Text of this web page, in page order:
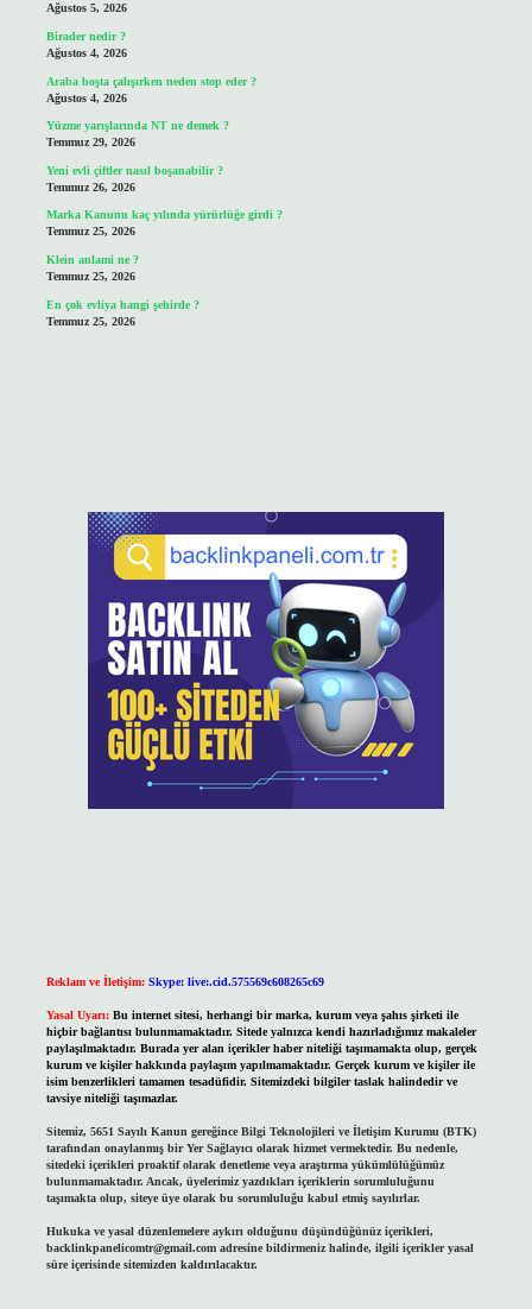
Ağustos 5, 2026
Birader nedir ?
Ağustos 4, 2026
Araba boşta çalışırken neden stop eder ?
Ağustos 4, 2026
Yüzme yarışlarında NT ne demek ?
Temmuz 29, 2026
Yeni evli çiftler nasıl boşanabilir ?
Temmuz 26, 2026
Marka Kanunu kaç yılında yürürlüğe girdi ?
Temmuz 25, 2026
Klein anlami ne ?
Temmuz 25, 2026
En çok evliya hangi şehirde ?
Temmuz 25, 2026
Reklam ve İletişim: Skype: live:.cid.575569c608265c69
Yasal Uyarı: Bu internet sitesi, herhangi bir marka, kurum veya şahıs şirketi ile
hiçbir bağlantısı bulunmamaktadır. Sitede yalnızca kendi hazırladığımız makaleler
paylaşılmaktadır. Burada yer alan içerikler haber niteliği taşımamakta olup, gerçek
kurum ve kişiler hakkında paylaşım yapılmamaktadır. Gerçek kurum ve kişiler ile
isim benzerlikleri tamamen tesadüfidir. Sitemizdeki bilgiler taslak halindedir ve
tavsiye niteliği taşımazlar.
Sitemiz, 5651 Sayılı Kanun gereğince Bilgi Teknolojileri ve İletişim Kurumu (BTK)
tarafından onaylanmış bir Yer Sağlayıcı olarak hizmet vermektedir. Bu nedenle,
sitedeki içerikleri proaktif olarak denetleme veya araştırma yükümlülüğümüz
bulunmamaktadır. Ancak, üyelerimiz yazdıkları içeriklerin sorumluluğunu
taşımakta olup, siteye üye olarak bu sorumluluğu kabul etmiş sayılırlar.
Hukuka ve yasal düzenlemelere aykırı olduğunu düşündüğünüz içerikleri,
backlinkpanelicomtr@gmail.comadresine bildirmeniz halinde, ilgili içerikler yasal
süre içerisinde sitemizden kaldırılacaktır.